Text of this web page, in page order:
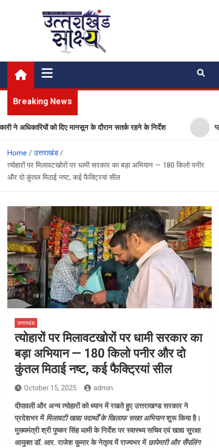
Uttarakhand Shakshya
My News Portal
Breaking News
को दिए मानसून के दौरान सतर्क रहने के निर्देश
Home
उत्तराखंड
त्योहारों पर मिलावटखोरों पर धामी सरकार का बड़ा अभियान — 180 किलो पनीर
और दो कुंतल मिठाई नष्ट, कई फैक्ट्रियां सील
उत्तराखंड
त्योहारों पर मिलावटखोरों पर धामी सरकार का
बड़ा अभियान — 180 किलो पनीर और दो
कुंतल मिठाई नष्ट, कई फैक्ट्रियां सील
October 15, 2025 admin
दीपावली और अन्य त्योहारों को ध्यान में रखते हुए उत्तराखण्ड सरकार ने
प्रदेशभर में मिलावटी खाद्य पदार्थों के खिलाफ सख्त अभियानशुरू किया है।
मुख्यमंत्री श्री पुष्कर सिंह धामी के निर्देश पर स्वास्थ्य सचिव एवं खाद्य सुरक्षा
आयुक्त डॉ. आर. राजेश कुमार के नेतृत्व में राज्यभर में छापेमारी और सैंपलिंग